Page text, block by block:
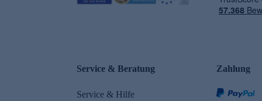
Service & Beratung
Service & Hilfe
Zahlung